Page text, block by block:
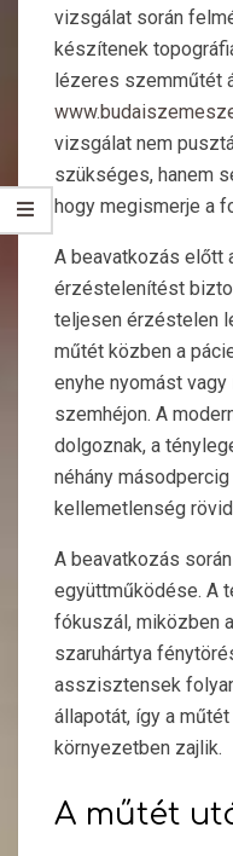
vizsgálat során
készítenek
lézeres szemműtét
vizsgálat nem
szükséges, hanem
hogy megismerje a
A beavatkozás előtt
érzéstelenítést
teljesen érzéstelen
műtét közben a
enyhe nyomást
szemhéjon. A
dolgoznak, a
néhány
kellemetlenség
A beavatkozás
együttműködése. A
fókuszál, miközben
szaruhártya
asszisztensek
állapotát, így a
környezetben zajlik.
A műtét